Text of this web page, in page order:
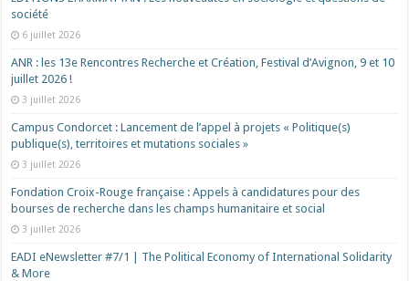
société
6 juillet 2026
ANR : les 13e Rencontres Recherche et Création, Festival d’Avignon, 9 et 10
juillet 2026 !
3 juillet 2026
Campus Condorcet : Lancement de l’appel à projets « Politique(s)
publique(s), territoires et mutations sociales »
3 juillet 2026
Fondation Croix-Rouge française : Appels à candidatures pour des
bourses de recherche dans les champs humanitaire et social
3 juillet 2026
EADI eNewsletter #7/1 | The Political Economy of International Solidarity
& More